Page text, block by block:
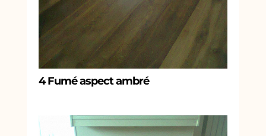
4 Fumé aspect ambré